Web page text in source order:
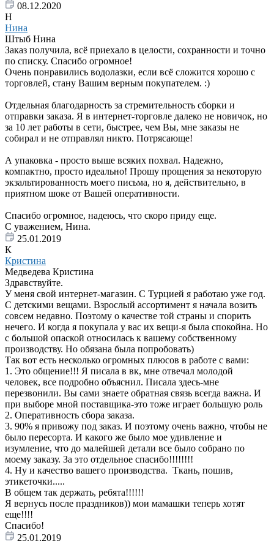
08.12.2020
Н
Нина
Штыб Нина
Заказ получила, всё приехало в целости, сохранности и точно
по списку. Спасибо огромное!
Очень понравились водолазки, если всё сложится хорошо с
торговлей, стану Вашим верным покупателем. :)
Отдельная благодарность за стремительность сборки и
отправки заказа. Я в интернет-торговле далеко не новичок, но
за 10 лет работы в сети, быстрее, чем Вы, мне заказы не
собирал и не отправлял никто. Потрясающе!
А упаковка - просто выше всяких похвал. Надежно,
компактно, просто идеально! Прошу прощения за некоторую
экзальтированность моего письма, но я, действительно, в
приятном шоке от Вашей оперативности.
Спасибо огромное, надеюсь, что скоро приду еще.
С уважением, Нина.
25.01.2019
К
Кристина
Медведева Кристина
Здравствуйте.
У меня свой интернет-магазин. С Турцией я работаю уже год.
С детскими вещами. Взрослый ассортимент я начала возить
совсем недавно. Поэтому о качестве той страны и спорить
нечего. И когда я покупала у вас их вещи-я была спокойна. Но
с большой опаской относилась к вашему собственному
производству. Но обязана была попробовать)
Так вот есть несколько огромных плюсов в работе с вами:
1. Это общение!!! Я писала в вк, мне отвечал молодой
человек, все подробно объяснил. Писала здесь-мне
перезвонили. Вы сами знаете обратная связь всегда важна. И
при выборе мной поставщика-это тоже играет большую роль
2. Оперативность сбора заказа.
3. 90% я привожу под заказ. И поэтому очень важно, чтобы не
было пересорта. И какого же было мое удивление и
изумление, что до малейшей детали все было собрано по
моему заказу. За это отдельное спасибо!!!!!!!!
4. Ну и качество вашего производства. Ткань, пошив,
этикеточки.....
В общем так держать, ребята!!!!!!
Я вернусь после праздников)) мои мамашки теперь хотят
еще!!!!
Спасибо!
25.01.2019